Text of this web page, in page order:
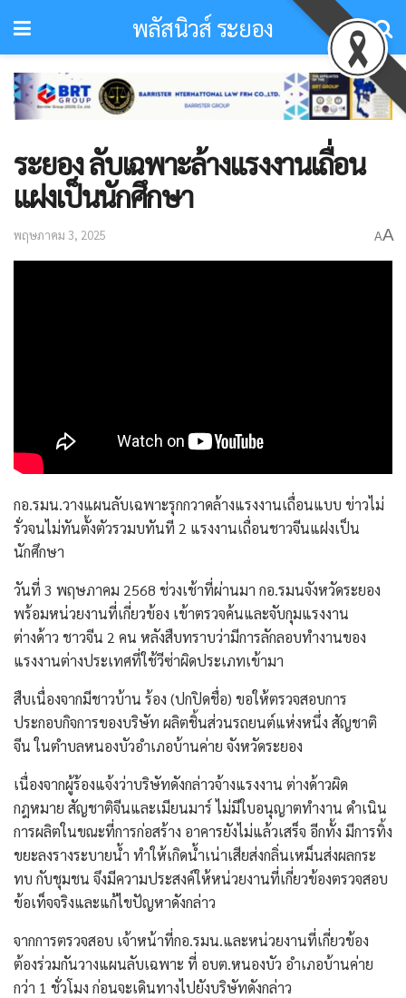
พลัสนิวส์ ระยอง
ระยอง ลับเฉพาะล้างแรงงานเถื่อน
แฝงเป็นนักศึกษา
พฤษภาคม 3, 2025 AA
กอ.รมน.วางแผนลับเฉพาะรุกกวาดล้างแรงงานเถื่อนแบบ ข่าวไม่
รั่วจนไม่ทันตั้งตัวรวมบทันที 2 แรงงานเถื่อนชาวจีนแฝงเป็น
นักศึกษา
วันที่ 3 พฤษภาคม 2568 ช่วงเช้าที่ผ่านมา กอ.รมนจังหวัดระยอง
พร้อมหน่วยงานที่เกี่ยวข้อง เข้าตรวจค้นและจับกุมแรงงาน
ต่างด้าว ชาวจีน 2 คน หลังสืบทราบว่ามีการลักลอบทำงานของ
แรงงานต่างประเทศที่ใช้วีซ่าผิดประเภทเข้ามา
สืบเนื่องจากมีชาวบ้าน ร้อง (ปกปิดชื่อ) ขอให้ตรวจสอบการ
ประกอบกิจการของบริษัท ผลิตชิ้นส่วนรถยนต์แห่งหนึ่ง สัญชาติ
จีน ในตำบลหนองบัวอำเภอบ้านค่าย จังหวัดระยอง
เนื่องจากผู้ร้องแจ้งว่าบริษัทดังกล่าวจ้างแรงงาน ต่างด้าวผิด
กฎหมาย สัญชาติจีนและเมียนมาร์ ไม่มีใบอนุญาตทำงาน ดำเนิน
การผลิตในขณะที่การก่อสร้าง อาคารยังไม่แล้วเสร็จ อีกทั้ง มีการทิ้ง
ขยะลงรางระบายน้ำ ทำให้เกิดน้ำเน่าเสียส่งกลิ่นเหม็นส่งผลกระ
ทบ กับชุมชน จึงมีความประสงค์ให้หน่วยงานที่เกี่ยวข้องตรวจสอบ
ข้อเท็จจริงและแก้ไขปัญหาดังกล่าว
จากการตรวจสอบ เจ้าหน้าที่กอ.รมน.และหน่วยงานที่เกี่ยวข้อง
ต้องร่วมกันวางแผนลับเฉพาะ ที่ อบต.หนองบัว อำเภอบ้านค่าย
กว่า 1 ชั่วโมง ก่อนจะเดินทางไปยังบริษัทดังกล่าว